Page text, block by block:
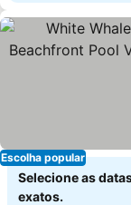
Escolha popular
Selecione as
exatos.